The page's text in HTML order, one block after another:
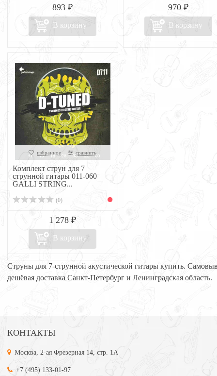
893 ₽
В корзину
970 ₽
В корзину
избранное сравнить
Комплект струн для 7
струнной гитары 011-060
GALLI STRING...
(0)
1 278 ₽
В корзину
Струны для 7-струнной акустической гитары купить.
дешёвая доставка Санкт-Петербург и Ленинградская область.
КОНТАКТЫ
Москва, 2-ая Фрезерная 14, стр. 1А
+7 (495) 133-01-97